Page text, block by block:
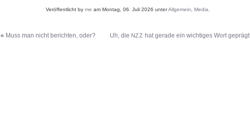
Veröffentlicht by me am Montag, 06. Juli 2026 unterAllgemein Media
« Muss man nicht berichten, oder? Uh, die NZZ hat gerade ein wichtiges Wort geprägt